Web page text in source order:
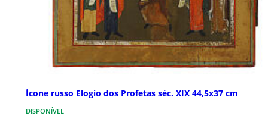
Ícone russo Elogio dos Profetas séc. XIX 44,5x37 cm
DISPONÍVEL